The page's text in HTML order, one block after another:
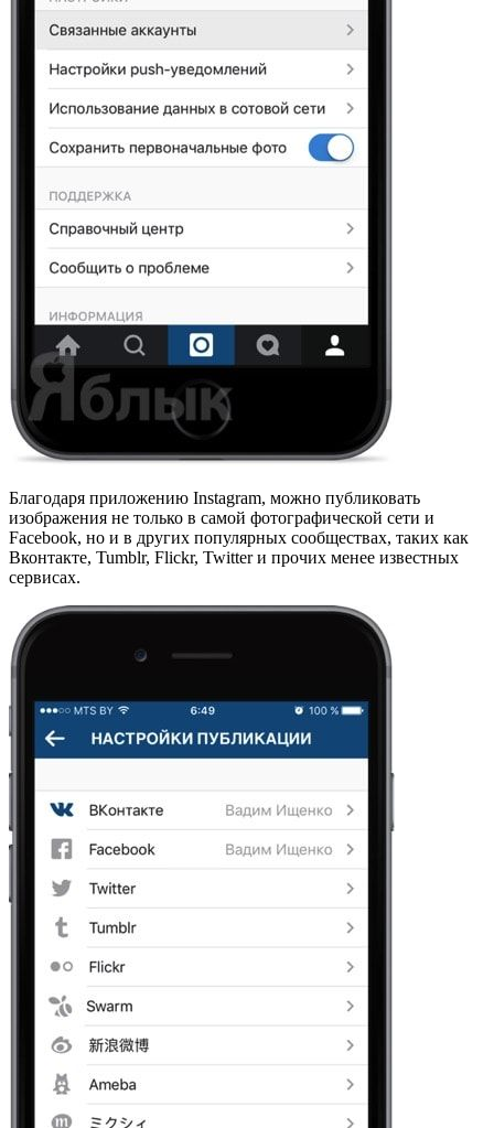
Благодаря приложению Instagram, можно публиковать
изображения не только в самой фотографической сети и
Facebook, но и в других популярных сообществах, таких как
Вконтакте, Tumblr, Flickr, Twitter и прочих менее известных
сервисах.